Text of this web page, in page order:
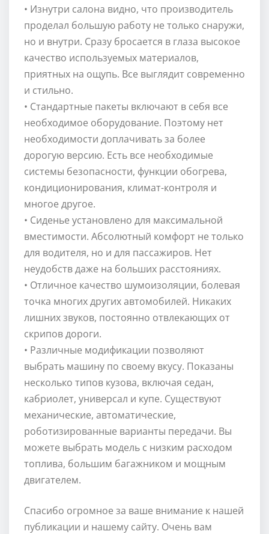
• Изнутри салона видно, что производитель
проделал большую работу не только снаружи,
но и внутри. Сразу бросается в глаза высокое
качество используемых материалов,
приятных на ощупь. Все выглядит современно
и стильно.
• Стандартные пакеты включают в себя все
необходимое оборудование. Поэтому нет
необходимости доплачивать за более
дорогую версию. Есть все необходимые
системы безопасности, функции обогрева,
кондиционирования, климат-контроля и
многое другое.
• Сиденье установлено для максимальной
вместимости. Абсолютный комфорт не только
для водителя, но и для пассажиров. Нет
неудобств даже на больших расстояниях.
• Отличное качество шумоизоляции, болевая
точка многих других автомобилей. Никаких
лишних звуков, постоянно отвлекающих от
скрипов дороги.
• Различные модификации позволяют
выбрать машину по своему вкусу. Показаны
несколько типов кузова, включая седан,
кабриолет, универсал и купе. Существуют
механические, автоматические,
роботизированные варианты передачи. Вы
можете выбрать модель с низким расходом
топлива, большим багажником и мощным
двигателем.
Спасибо огромное за ваше внимание к нашей
публикации и нашему сайту. Очень вам